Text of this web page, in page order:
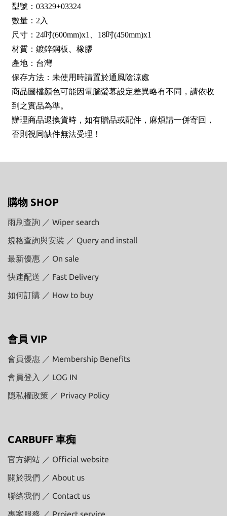
型號：03329+03324
數量：2入
尺寸：24吋(600mm)x1、18吋(450mm)x1
材質：鍍鋅鋼板、橡膠
產地：台灣
保存方法：未使用時請置於通風陰涼處
商品圖檔顏色可能因電腦螢幕設定差異略有不同，請依收
到之實品為準。
辦理商品退換貨時，如有贈品或配件，麻煩請一併寄回，
否則視同缺件無法受理！
購物 SHOP
雨刷查詢 ／ Wiper search
規格查詢與安裝 ／ Query and install
最新優惠 ／ On sale
快速配送 ／ Fast Delivery
如何訂購 ／ How to buy
會員 VIP
會員優惠 ／ Membership Benefits
會員登入 ／ LOG IN
隱私權政策 ／ Privacy Policy
CARBUFF 車痴
官方網站 ／ Official website
關於我們 ／ About us
聯絡我們 ／ Contact us
專案服務 ／ Project service